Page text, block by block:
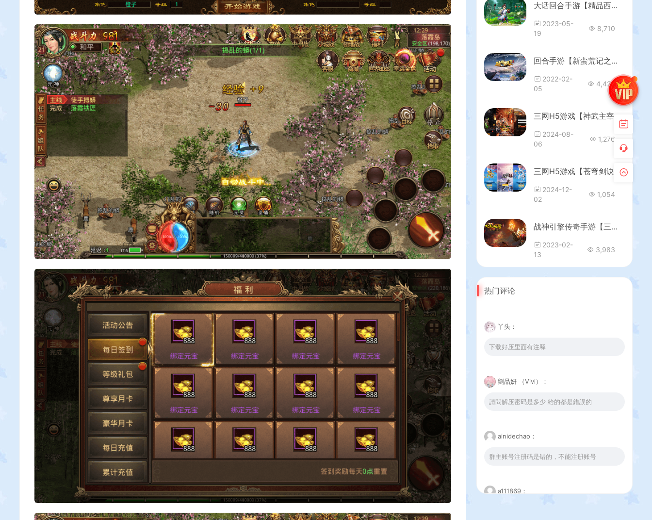
大话回合手游【精品西游之徒弟大话再话江湖】最新整理WIN系特色服务端+安卓苹果双端+双GM后台+详细搭建教程
2023-05-
19
8,710
回合手游【新蛮荒记之破碎黎明2】最新整理单机一键即玩镜像服务端+Linux手工服务端+新版GM授权后台+详细搭建教程
2022-02-
05
4,424
2024-08-
06
1,276
三网H5游戏【苍穹剑诀之醉武侠H5】最新整理Win系服务端+GM授权后台+详细搭建教程
2024-12-
02
1,054
战神引擎传奇手游【三职业1.80火龍传奇第2版】最新整理WIN系特色服务端+安卓苹果双端+GM后台+详细搭建教程
2023-02-
13
3,983
热门评论
丫头：
下载好压里面有注释
劉品妍 （Vivi）：
請問解压密码是多少 給的都是錯誤的
ainidechao：
群主账号注册码是错的，不能注册账号
a111869：